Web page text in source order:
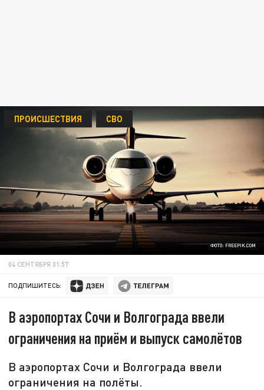
ФОТО: FREEPIK.COM
ПРОИСШЕСТВИЯ СВО
04 СЕНТЯБРЯ 01:57
ПОДПИШИТЕСЬ:
В аэропортах Сочи и Волгограда ввели
ограничения на приём и выпуск самолётов
В аэропортах Сочи и Волгограда ввели
ограничения на полёты.